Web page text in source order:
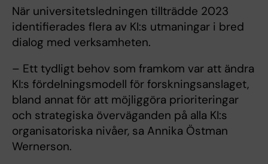
När universitetsledningen tillträdde 2023
identifierades flera av KI:s utmaningar i bred
dialog med verksamheten.
– Ett tydligt behov som framkom var att ändra
KI:s fördelningsmodell för forskningsanslaget,
bland annat för att möjliggöra prioriteringar
och strategiska överväganden på alla KI:s
organisatoriska nivåer, sa Annika Östman
Wernerson.